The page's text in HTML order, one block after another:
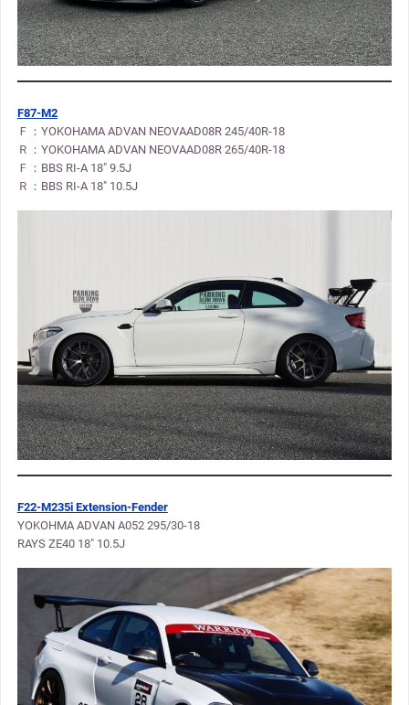
F87-M2
Ｆ：YOKOHAMA ADVAN NEOVAAD08R 245/40R-18
Ｒ：YOKOHAMA ADVAN NEOVAAD08R 265/40R-18
Ｆ：BBS RI-A 18″ 9.5J
Ｒ：BBS RI-A 18″ 10.5J
F22-M235i Extension-Fender
YOKOHMA ADVAN A052 295/30-18
RAYS ZE40 18″ 10.5J